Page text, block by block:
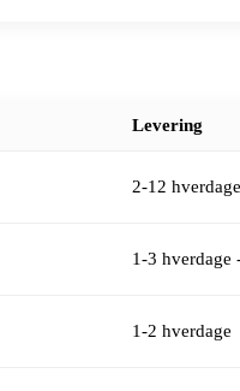
Levering
2-12 hverdage
1-3 hverdage
1-2 hverdage